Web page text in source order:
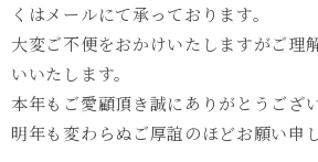
くはメールにて承っております。
大変ご不便をおかけいたしますがご理
いいたします。
本年もご愛顧頂き誠にありがとうござ
明年も変わらぬご厚誼のほどお願い申